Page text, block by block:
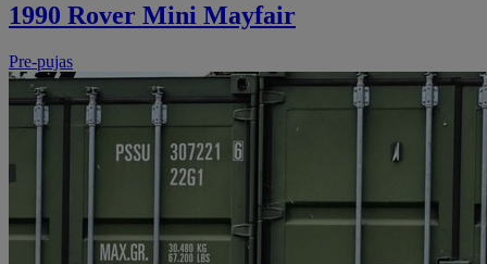
1990 Rover Mini Mayfair
Pre-pujas